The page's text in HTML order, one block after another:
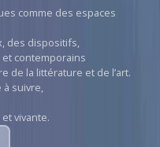
comme des espaces
des dispositifs,
et contemporains
de la littérature et de l’art.
à suivre,
vivante.